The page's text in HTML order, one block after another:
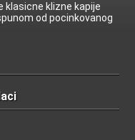
klasicne klizne kapije
od pocinkovanog